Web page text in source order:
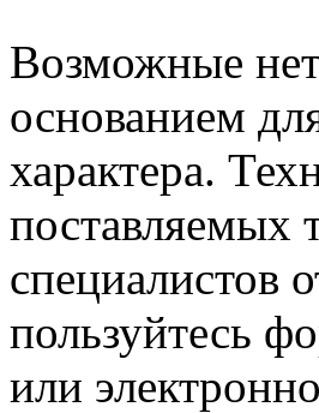
Возможные
основанием
характера.
поставляемых
специалистов
пользуйтесь
или